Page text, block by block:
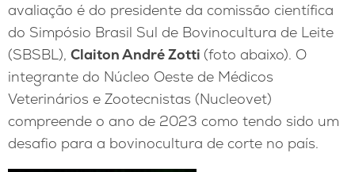
avaliação é do presidente da comissão científica
do Simpósio Brasil Sul de Bovinocultura de Leite
(SBSBL), Claiton André Zotti (foto abaixo). O
integrante do Núcleo Oeste de Médicos
Veterinários e Zootecnistas (Nucleovet)
compreende o ano de 2023 como tendo sido um
desafio para a bovinocultura de corte no país.